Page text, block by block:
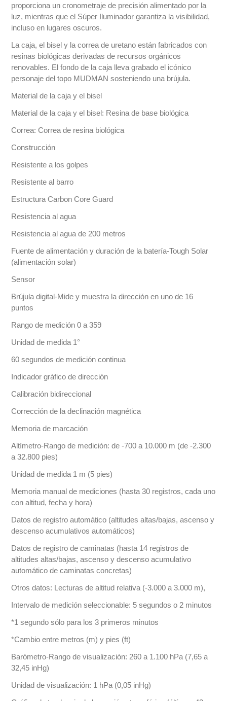
proporciona un cronometraje de precisión alimentado por la
luz, mientras que el Súper Iluminador garantiza la visibilidad,
incluso en lugares oscuros.
La caja, el bisel y la correa de uretano están fabricados con
resinas biológicas derivadas de recursos orgánicos
renovables. El fondo de la caja lleva grabado el icónico
personaje del topo MUDMAN sosteniendo una brújula.
Material de la caja y el bisel
Material de la caja y el bisel: Resina de base biológica
Correa: Correa de resina biológica
Construcción
Resistente a los golpes
Resistente al barro
Estructura Carbon Core Guard
Resistencia al agua
Resistencia al agua de 200 metros
Fuente de alimentación y duración de la batería-Tough Solar
(alimentación solar)
Sensor
Brújula digital-Mide y muestra la dirección en uno de 16
puntos
Rango de medición 0 a 359
Unidad de medida 1°
60 segundos de medición continua
Indicador gráfico de dirección
Calibración bidireccional
Corrección de la declinación magnética
Memoria de marcación
Altímetro-Rango de medición: de -700 a 10.000 m (de -2.300
a 32.800 pies)
Unidad de medida 1 m (5 pies)
Memoria manual de mediciones (hasta 30 registros, cada uno
con altitud, fecha y hora)
Datos de registro automático (altitudes altas/bajas, ascenso y
descenso acumulativos automáticos)
Datos de registro de caminatas (hasta 14 registros de
altitudes altas/bajas, ascenso y descenso acumulativo
automático de caminatas concretas)
Otros datos: Lecturas de altitud relativa (-3.000 a 3.000 m),
Intervalo de medición seleccionable: 5 segundos o 2 minutos
*1 segundo sólo para los 3 primeros minutos
*Cambio entre metros (m) y pies (ft)
Barómetro-Rango de visualización: 260 a 1.100 hPa (7,65 a
32,45 inHg)
Unidad de visualización: 1 hPa (0,05 inHg)